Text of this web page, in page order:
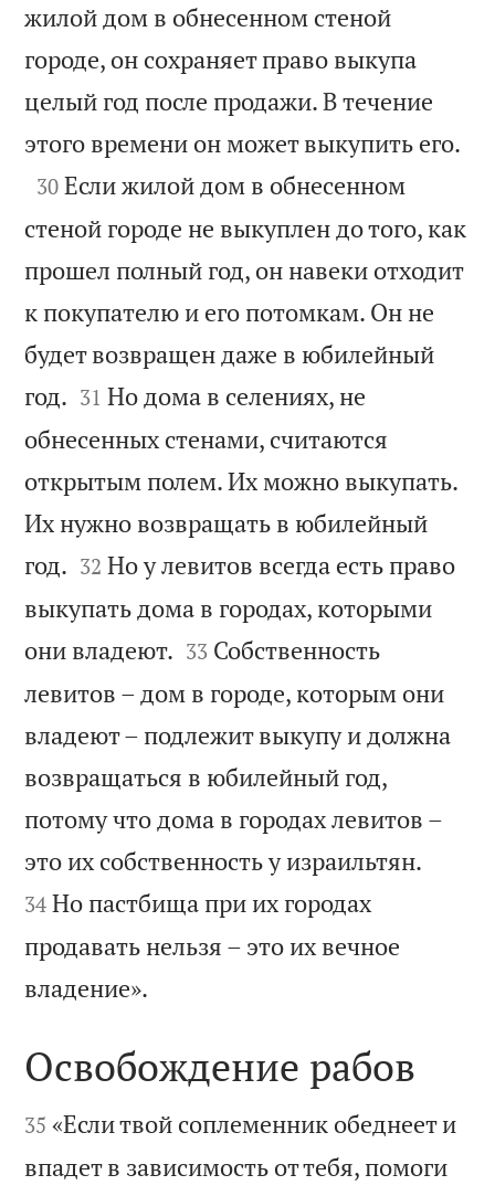
жилой дом в обнесенном стеной
городе, он сохраняет право выкупа
целый год после продажи. В течение
этого времени он может выкупить его.

30 Если жилой дом в обнесенном
стеной городе не выкуплен до того, как
прошел полный год, он навеки отходит
к покупателю и его потомкам. Он не
будет возвращен даже в юбилейный
год. 

31 Но дома в селениях, не
обнесенных стенами, считаются
открытым полем. Их можно выкупать.
Их нужно возвращать в юбилейный
год. 

32 Но у левитов всегда есть право
выкупать дома в городах, которыми
они владеют. 

33 Собственность
левитов – дом в городе, которым они
владеют – подлежит выкупу и должна
возвращаться в юбилейный год,
потому что дома в городах левитов –
это их собственность у израильтян.
34 Но пастбища при их городах
продавать нельзя – это их вечное
владение».

Освобождение рабов

35 «Если твой соплеменник обеднеет и
впадет в зависимость от тебя, помоги